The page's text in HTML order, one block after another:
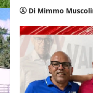
Di Mimmo